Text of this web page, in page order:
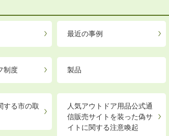
最近の事例
制度 製品
する市の取
人気アウトドア用品公式通
信販売サイトを装った偽サ
イトに関する注意喚起